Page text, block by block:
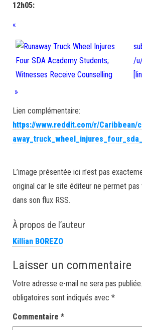
12h05:
«
/
»
Lien complémentaire:
https://www.reddit.com/r/Caribbean/
L’image présentée ici n’est pas
original car le site éditeur ne permet
dans son flux RSS.
À propos de l’auteur
Killian BOREZO
Laisser un commentaire
Votre adresse e-mail ne sera pas publiée.
obligatoires sont indiqués avec *
Commentaire *